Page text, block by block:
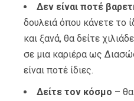
Δεν είναι ποτέ
δουλειά όπου κάνετε το
και ξανά, θα δείτε
σε μια καριέρα ως
είναι ποτέ ίδιες.
Δείτε τον κόσμο –